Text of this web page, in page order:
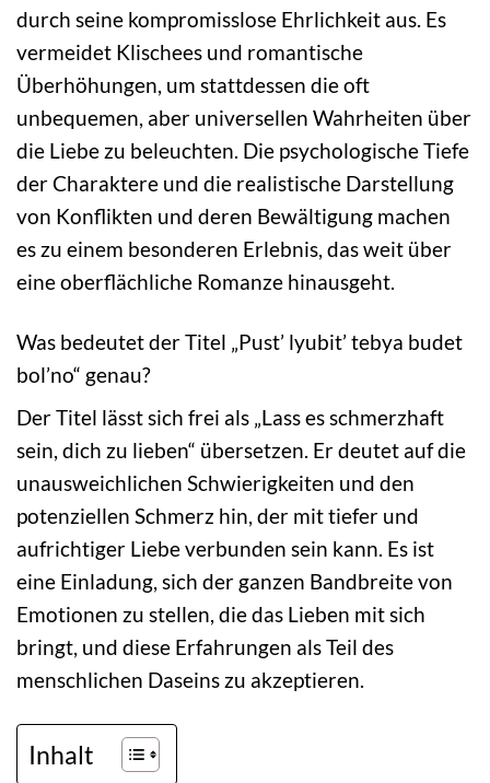
durch seine kompromisslose Ehrlichkeit aus. Es
vermeidet Klischees und romantische
Überhöhungen, um stattdessen die oft
unbequemen, aber universellen Wahrheiten über
die Liebe zu beleuchten. Die psychologische Tiefe
der Charaktere und die realistische Darstellung
von Konflikten und deren Bewältigung machen
es zu einem besonderen Erlebnis, das weit über
eine oberflächliche Romanze hinausgeht.
Was bedeutet der Titel „Pust’ lyubit’ tebya budet
bol’no“ genau?
Der Titel lässt sich frei als „Lass es schmerzhaft
sein, dich zu lieben“ übersetzen. Er deutet auf die
unausweichlichen Schwierigkeiten und den
potenziellen Schmerz hin, der mit tiefer und
aufrichtiger Liebe verbunden sein kann. Es ist
eine Einladung, sich der ganzen Bandbreite von
Emotionen zu stellen, die das Lieben mit sich
bringt, und diese Erfahrungen als Teil des
menschlichen Daseins zu akzeptieren.
Inhalt